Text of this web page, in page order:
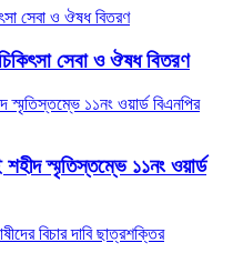
সেবা ও ঔষধ বিতরণ
স্মৃতিস্তম্ভে ১১নং ওয়ার্ড